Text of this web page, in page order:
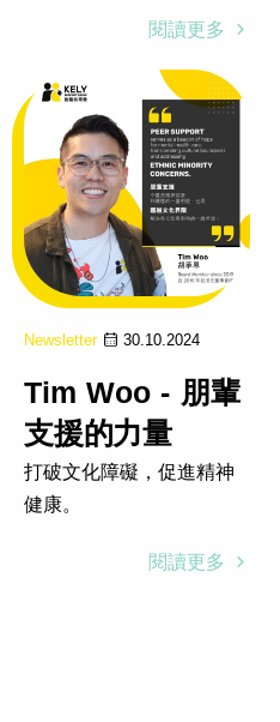
閱讀更多
Newsletter 30.10.2024
Tim Woo - 朋輩
支援的力量
打破文化障礙，促進精神
健康。
閱讀更多